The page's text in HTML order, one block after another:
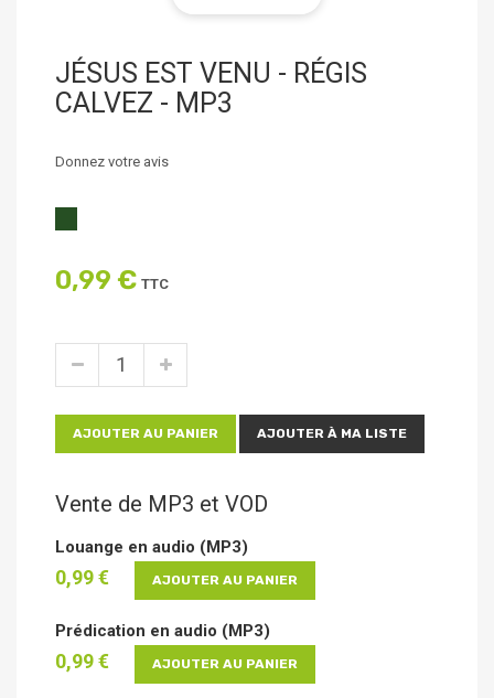
JÉSUS EST VENU - RÉGIS
CALVEZ - MP3
Donnez votre avis
0,99 € TTC
AJOUTER AU PANIER AJOUTER À MA LISTE
Vente de MP3 et VOD
Louange en audio (MP3)
0,99 € AJOUTER AU PANIER
Prédication en audio (MP3)
0,99 € AJOUTER AU PANIER